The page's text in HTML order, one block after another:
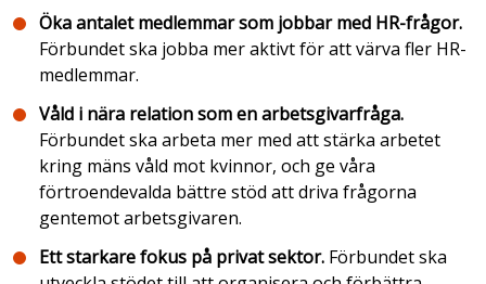
Öka antalet medlemmar som jobbar med HR-frågor.
Förbundet ska jobba mer aktivt för att värva fler HR-
medlemmar.
Våld i nära relation som en arbetsgivarfråga.
Förbundet ska arbeta mer med att stärka arbetet
kring mäns våld mot kvinnor, och ge våra
förtroendevalda bättre stöd att driva frågorna
gentemot arbetsgivaren.
Ett starkare fokus på privat sektor. Förbundet ska